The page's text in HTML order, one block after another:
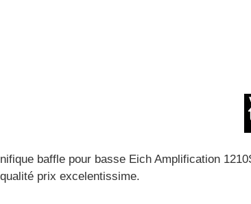
baffle pour basse Eich Amplification
prix excelentissime.